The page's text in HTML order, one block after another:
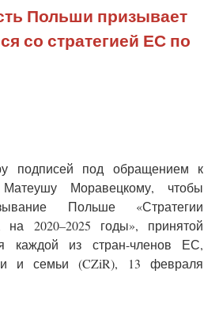
Польши призывает
со стратегией ЕС по
подписей под обращением к
Матеушу Моравецкому, чтобы
Польше «Стратегии
2020–2025 годы», принятой
каждой из стран-членов ЕС,
и семьи (CZiR), 13 февраля